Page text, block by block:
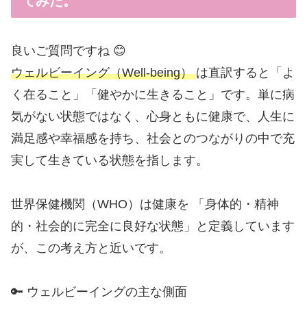
良いご質問ですね 😊
ウェルビーイング（Well-being）は直訳すると「よ
く在ること」「健やかに生きること」です。単に病
気がない状態ではなく、心身ともに健康で、人生に
満足感や幸福感を持ち、社会とのつながりの中で充
実して生きている状態を指します。
世界保健機関（WHO）は健康を 「身体的・精神
的・社会的に完全に良好な状態」と定義しています
が、この考え方と近いです。
🔑 ウェルビーイングの主な側面